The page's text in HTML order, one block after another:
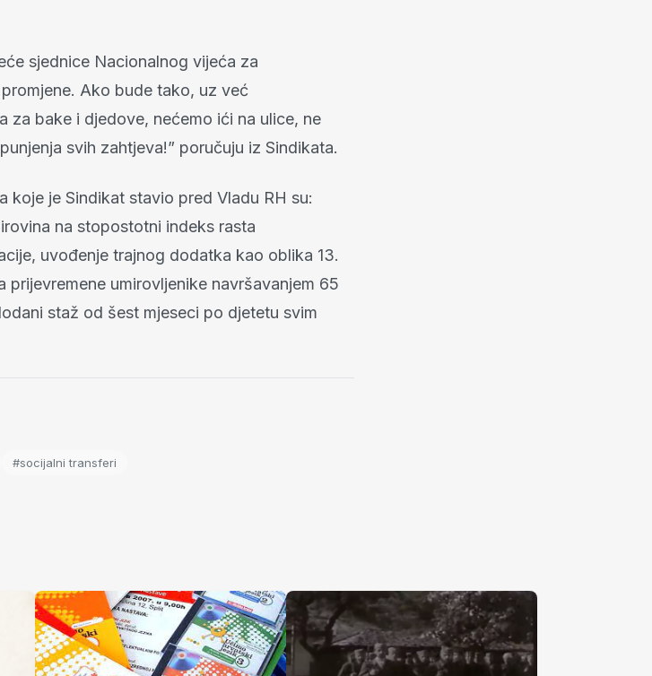
sjednice Nacionalnog vijeća za
Ako bude tako, uz već
za bake i djedove, nećemo ići na ulice, ne
svih zahtjeva!” poručuju iz Sindikata.
koje je Sindikat stavio pred Vladu RH su:
na stopostotni indeks rasta
uvođenje trajnog dodatka kao oblika 13.
prijevremene umirovljenike navršavanjem 65
staž od šest mjeseci po djetetu svim
#socijalni transferi